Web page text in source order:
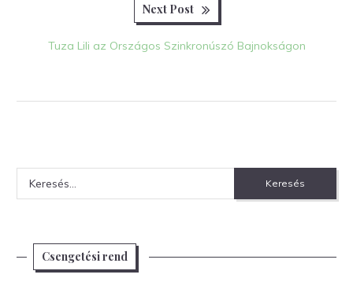
Next Post
Tuza Lili az Országos Szinkronúszó Bajnokságon
Keresés:
Csengetési rend